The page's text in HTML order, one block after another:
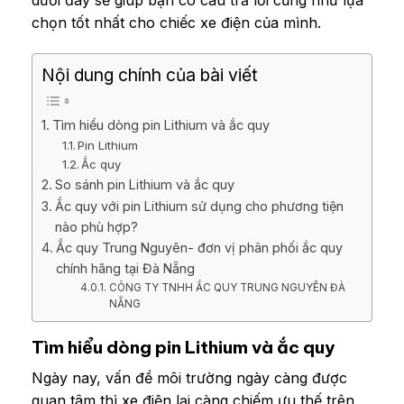
chọn tốt nhất cho chiếc xe điện của mình.
Nội dung chính của bài viết
Tìm hiểu dòng pin Lithium và ắc quy
Pin Lithium
Ắc quy
So sánh pin Lithium và ắc quy
Ắc quy với pin Lithium sử dụng cho phương tiện
nào phù hợp?
Ắc quy Trung Nguyên- đơn vị phân phối ắc quy
chính hãng tại Đà Nẵng
CÔNG TY TNHH ẮC QUY TRUNG NGUYÊN ĐÀ
NẴNG
Tìm hiểu dòng pin Lithium và ắc quy
Ngày nay, vấn đề môi trường ngày càng được
quan tâm thì xe điện lại càng chiếm ưu thế trên